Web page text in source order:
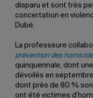
disparu et sont très
concertation en
Dubé.
La professeure
prévention des
quinquennale, dont
dévoilés en
dont près de 80 %
ont été victimes